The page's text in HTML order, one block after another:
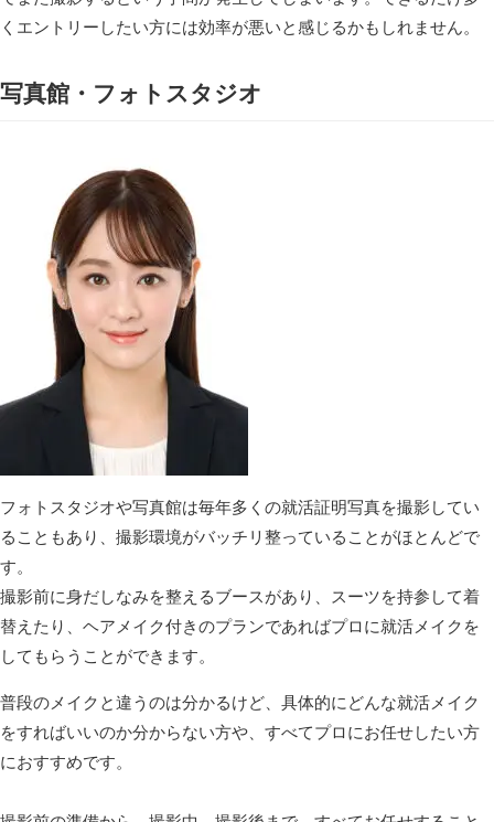
くエントリーしたい方には効率が悪いと感じるかもしれません。
写真館・フォトスタジオ
フォトスタジオや写真館は毎年多くの就活証明写真を撮影してい
ることもあり、撮影環境がバッチリ整っていることがほとんどで
す。
撮影前に身だしなみを整えるブースがあり、スーツを持参して着
替えたり、ヘアメイク付きのプランであればプロに就活メイクを
してもらうことができます。
普段のメイクと違うのは分かるけど、具体的にどんな就活メイク
をすればいいのか分からない方や、すべてプロにお任せしたい方
におすすめです。